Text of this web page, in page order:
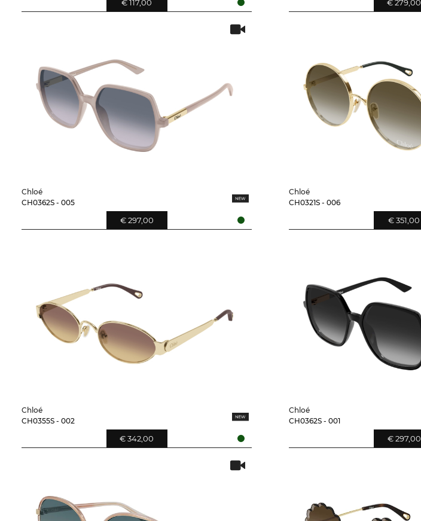
€ 117,00 € 279,00
Chloé
CH0362S - 005
€ 297,00
Chloé
CH0321S - 006
€ 351,00
Chloé
CH0355S - 002
€ 342,00
Chloé
CH0362S - 001
€ 297,00